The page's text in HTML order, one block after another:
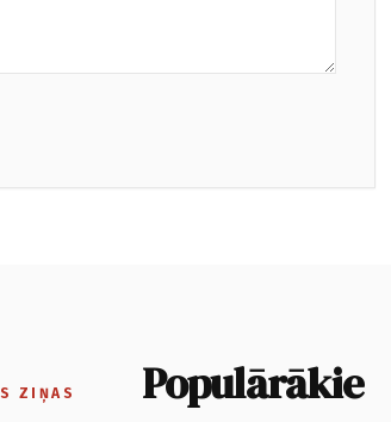
ZIŅAS Populārākie